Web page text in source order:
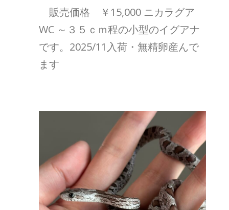
販売価格 ￥15,000 ニカラグア
WC ～３５ｃｍ程の小型のイグアナ
です。2025/11入荷・無精卵産んで
ます